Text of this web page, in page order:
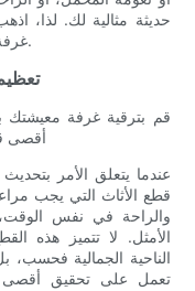
حديثة مثالية لك. لذا،
غرفة المعيشة الخاصة بك إلى ملاذ أنيق وعصري.
-
قم بترقية غرفة
أقصى
عندما يتعلق الأمر
قطع الأثاث التي يجب
والراحة في نفس الوقت،
الأمثل. لا تتميز هذه
الناحية الجمالية فحسب،
تعمل على تحقيق أقصى